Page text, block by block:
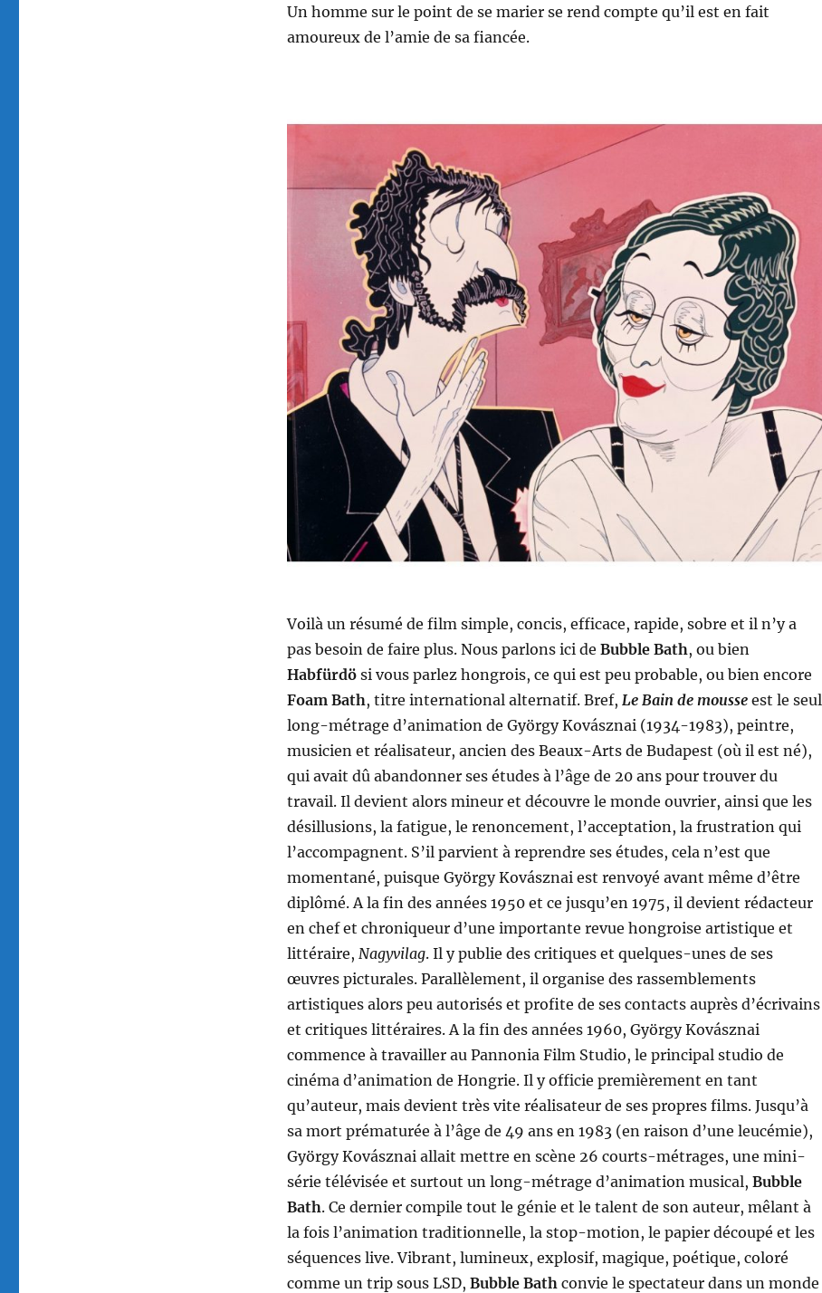
Un homme sur le point de se marier se rend compte qu’il est en fait
amoureux de l’amie de sa fiancée.
Voilà un résumé de film simple, concis, efficace, rapide, sobre et il n’y a
pas besoin de faire plus. Nous parlons ici de Bubble Bath, ou bien
Habfürdösi vous parlez hongrois, ce qui est peu probable, ou bien encore
Foam Bath, titre international alternatif. Bref, Le Bain de mousseest le seul
long-métrage d’animation de György Kovásznai (1934-1983), peintre,
musicien et réalisateur, ancien des Beaux-Arts de Budapest (où il est né),
qui avait dû abandonner ses études à l’âge de 20 ans pour trouver du
travail. Il devient alors mineur et découvre le monde ouvrier, ainsi que les
désillusions, la fatigue, le renoncement, l’acceptation, la frustration qui
l’accompagnent. S’il parvient à reprendre ses études, cela n’est que
momentané, puisque György Kovásznai est renvoyé avant même d’être
diplômé. A la fin des années 1950 et ce jusqu’en 1975, il devient rédacteur
en chef et chroniqueur d’une importante revue hongroise artistique et
littéraire, Nagyvilag. Il y publie des critiques et quelques-unes de ses
œuvres picturales. Parallèlement, il organise des rassemblements
artistiques alors peu autorisés et profite de ses contacts auprès d’écrivains
et critiques littéraires. A la fin des années 1960, György Kovásznai
commence à travailler au Pannonia Film Studio, le principal studio de
cinéma d’animation de Hongrie. Il y officie premièrement en tant
qu’auteur, mais devient très vite réalisateur de ses propres films. Jusqu’à
sa mort prématurée à l’âge de 49 ans en 1983 (en raison d’une leucémie),
György Kovásznai allait mettre en scène 26 courts-métrages, une mini-
série télévisée et surtout un long-métrage d’animation musical, Bubble
Bath. Ce dernier compile tout le génie et le talent de son auteur, mêlant à
la fois l’animation traditionnelle, la stop-motion, le papier découpé et les
séquences live. Vibrant, lumineux, explosif, magique, poétique, coloré
comme un trip sous LSD, Bubble Bath convie le spectateur dans un monde